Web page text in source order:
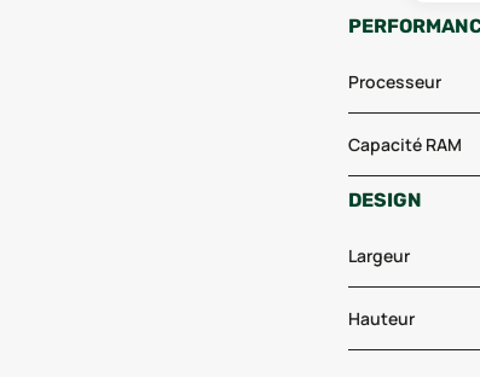
Processeur
Capacité RAM
DESIGN
Largeur
Hauteur